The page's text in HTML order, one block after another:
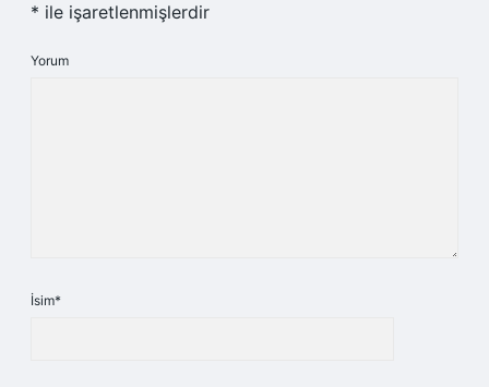
* ile işaretlenmişlerdir
Yorum
İsim*